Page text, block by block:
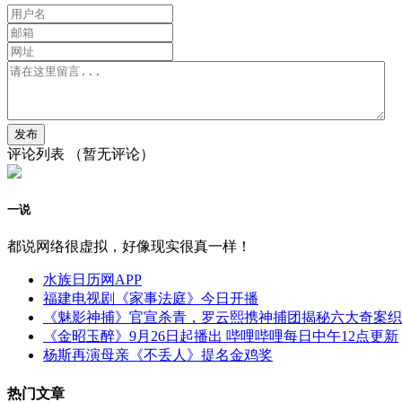
评论列表 （暂无评论）
一说
都说网络很虚拟，好像现实很真一样！
水族日历网APP
福建电视剧《家事法庭》今日开播
《魅影神捕》官宣杀青，罗云熙携神捕团揭秘六大奇案
《金昭玉醉》9月26日起播出 哔哩哔哩每日中午12点更新
杨斯再演母亲《不丢人》提名金鸡奖
热门文章